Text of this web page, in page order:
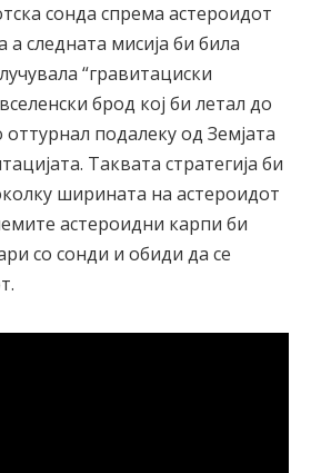
сонда спрема астероидот
а следната мисија би била
“гравитациски
брод кој би летал до
подалеку од Земјата
Таквата стратегија би
ширината на астероидот
астероидни карпи би
со сонди и обиди да се